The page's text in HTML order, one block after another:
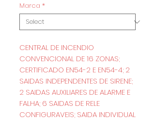
Marca *
CENTRAL DE INCENDIO
CONVENCIONAL DE 16 ZONAS;
CERTIFICADO EN54-2 E EN54-4; 2
SAIDAS INDEPENDENTES DE SIRENE;
2 SAIDAS AUXILIARES DE ALARME E
FALHA; 6 SAIDAS DE RELE
CONFIGURAVEIS; SAIDA INDIVIDUAL